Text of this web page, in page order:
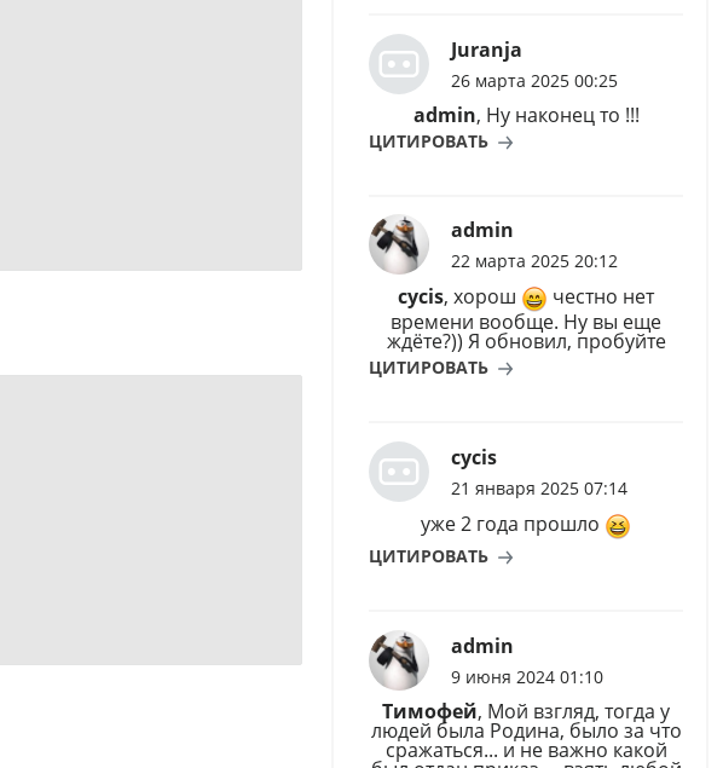
Juranja
26 марта 2025 00:25
admin, Ну наконец то !!!
ЦИТИРОВАТЬ
admin
22 марта 2025 20:12
cycis, хорош
честно нет
времени вообще. Ну вы еще
ждёте?)) Я обновил, пробуйте
ЦИТИРОВАТЬ
cycis
21 января 2025 07:14
уже 2 года прошло
ЦИТИРОВАТЬ
admin
9 июня 2024 01:10
Тимофей, Мой взгляд, тогда у
людей была Родина, было за что
сражаться... и не важно какой